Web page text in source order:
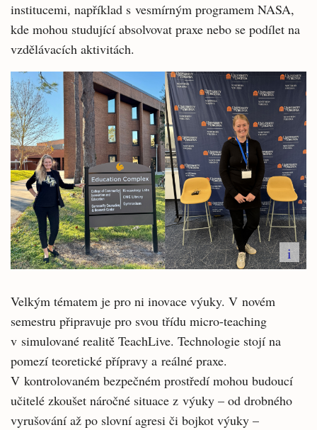
institucemi, například s vesmírným programem NASA,
kde mohou studující absolvovat praxe nebo se podílet na
vzdělávacích aktivitách.
i
Velkým tématem je pro ni inovace výuky. V novém
semestru připravuje pro svou třídu micro-teaching
v simulované realitě TeachLive. Technologie stojí na
pomezí teoretické přípravy a reálné praxe.
V kontrolovaném bezpečném prostředí mohou budoucí
učitelé zkoušet náročné situace z výuky – od drobného
vyrušování až po slovní agresi či bojkot výuky –